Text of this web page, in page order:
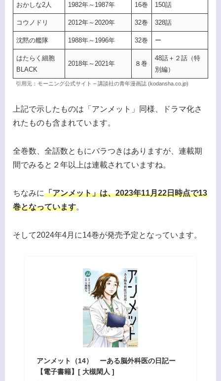
おかしな2人 1982年～1987年 16巻 150話
コウノドリ 2012年～2020年 32巻 328話
沈黙の艦隊 1988年～1996年 32巻 ー
はたらく細胞
BLACK
2018年～2021年 ８巻
48話＋２話（特
別編）
引用元：モーニング公式サイト – 講談社の青年漫画誌 (kodansha.co.jp)
上記で示したものは「アンメット」同様、ドラマ化さ
れたものも含まれています。
全巻数、全話数ともにバラつきはありますが、連載期
間でみると２年以上は連載されていますね。
ちなみに「アンメット」は、2023年11月22日時点で13
巻となっています。
そして2024年4月に14巻が発売予定となっています。
アンメット（14） ーある脳外科医の日記ー
【電子書籍】[ 大槻閑人 ]